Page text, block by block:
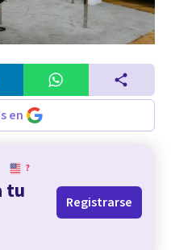
en
?
tu
Registrarse